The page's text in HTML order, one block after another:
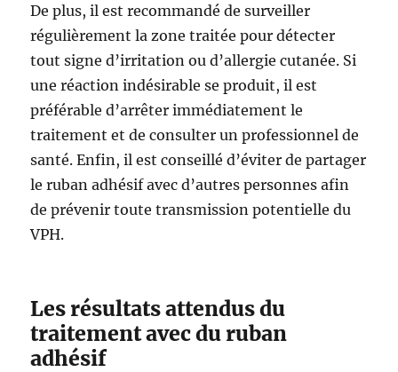
De plus, il est recommandé de surveiller
régulièrement la zone traitée pour détecter
tout signe d’irritation ou d’allergie cutanée. Si
une réaction indésirable se produit, il est
préférable d’arrêter immédiatement le
traitement et de consulter un professionnel de
santé. Enfin, il est conseillé d’éviter de partager
le ruban adhésif avec d’autres personnes afin
de prévenir toute transmission potentielle du
VPH.
Les résultats attendus du
traitement avec du ruban
adhésif